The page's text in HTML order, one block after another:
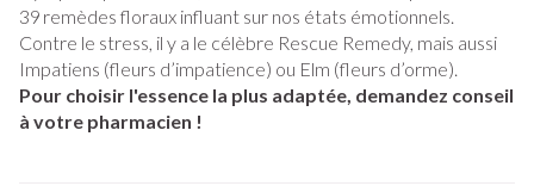
39 remèdes floraux influant sur nos états émotionnels.
Contre le stress, il y a le célèbre Rescue Remedy, mais aussi
Impatiens (fleurs d’impatience) ou Elm (fleurs d’orme).
Pour choisir l'essence la plus adaptée, demandez conseil
à votre pharmacien !